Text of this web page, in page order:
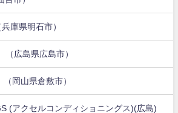
庫県明石市）
（広島県広島市）
岡山県倉敷市）
(アクセルコンディショニングス)(広島)